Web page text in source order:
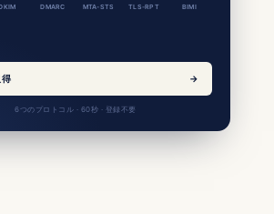
DMARC MTA-STS TLS-RPT BIMI
→
6つのプロトコル · 60秒 · 登録不要